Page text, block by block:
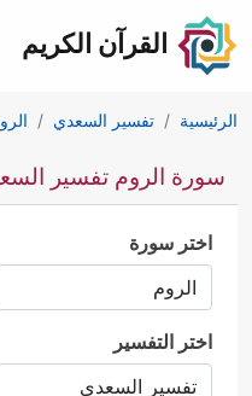
القرآن الكريم
الرئيسية تفسير السعدي
سورة الروم تفسير السعدي
اختر سورة
اختر التفسير